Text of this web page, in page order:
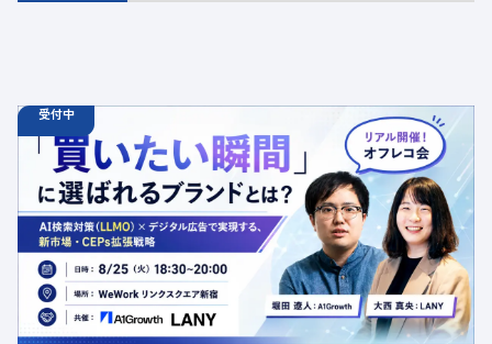
受付中
オフラインイベント 18:30 - 20:00
【オフラインイベント】「買いたい瞬間」に選ばれるブラ
ンドとは？AI検索対策（LLMO）×デジタル広告で実現す
る、新市場・CEPs拡張戦略
定員数：50名
金額：無料
場所：東京都渋谷区千駄ヶ谷5-27-5 リンクスクエア新宿16F
WeWork内 最寄り：新宿駅・代々木駅・新宿三丁目駅
交流会 共催 AI LLMO デジタルマーケティング トレンド 採用イベント 広告